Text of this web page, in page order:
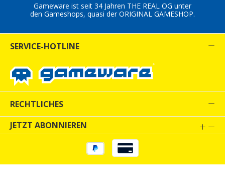
Gameware ist seit 34 Jahren THE REAL OG unter
den Gameshops, quasi der ORIGINAL GAMESHOP.
SERVICE-HOTLINE
RECHTLICHES
JETZT ABONNIEREN